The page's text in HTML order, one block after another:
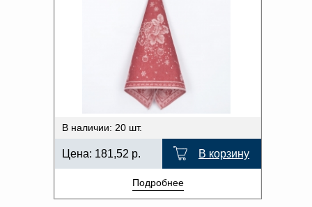
В наличии: 20 шт.
Цена: 181,52 р. В корзину
Подробнее